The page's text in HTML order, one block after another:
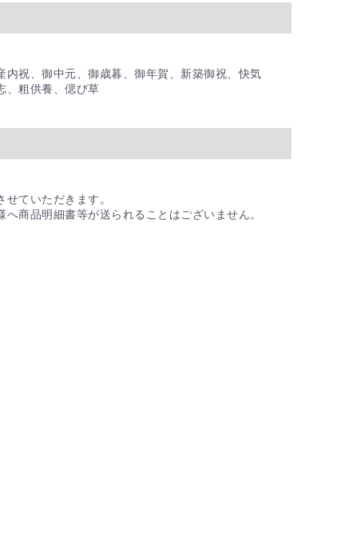
内祝、御中元、御歳暮、御年賀、新築御祝、快気
、粗供養、偲び草
ていただきます。
商品明細書等が送られることはございません。